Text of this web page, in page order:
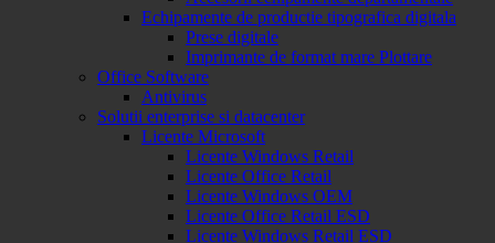
Echipamente de productie tipografica digitala
Prese digitale
Imprimante de format mare Plottare
Office Software
Antivirus
Solutii enterprise si datacenter
Licente Microsoft
Licente Windows Retail
Licente Office Retail
Licente Windows OEM
Licente Office Retail ESD
Licente Windows Retail ESD